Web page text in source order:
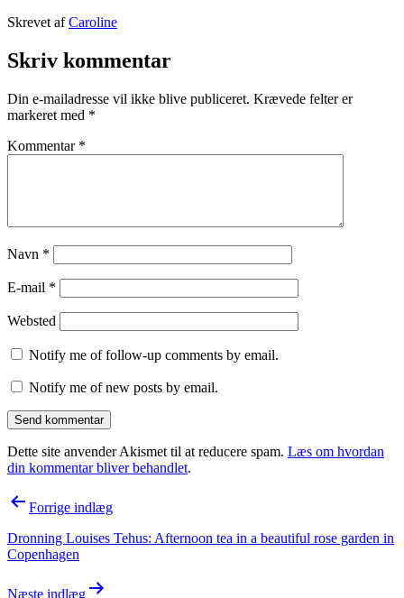
Udgivet
juni
2018
Skrevet afCaroline
som
Copenhagen,
TRAVEL
STORIES
Skriv kommentar
Din e-mailadresse vil ikke blive publiceret. Krævede felter er
markeret med *
Kommentar *
Navn *
E-mail *
Websted
Notify me of follow-up comments by email.
Notify me of new posts by email.
Dette site anvender Akismet til at reducere spam. Læs om hvordan
din kommentar bliver behandlet.
Indlægsnavigation
Forrige indlæg
Dronning Louises Tehus: Afternoon tea in a beautiful rose garden in
Copenhagen
Næste indlæg